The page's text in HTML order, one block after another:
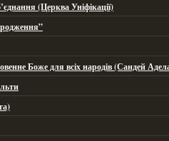
(Церква Уніфікації)
Боже для всіх народів (Сандей